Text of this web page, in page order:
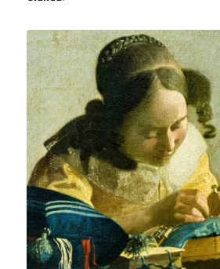
Wolfgang Moroder /